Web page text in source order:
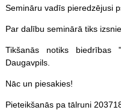
Semināru vadīs pieredzējusi
Par dalību seminārā tiks
Tikšanās notiks biedrības
Daugavpils.
Nāc un piesakies!
Pieteikšanās pa tālruni